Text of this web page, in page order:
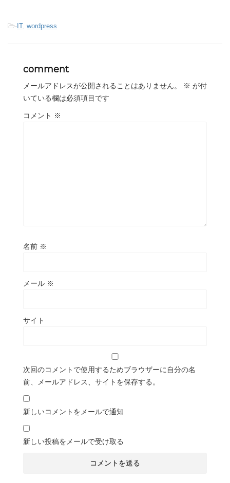
-IT, wordpress
comment
メールアドレスが公開されることはありません。 ※ が付
いている欄は必須項目です
コメント ※
名前 ※
メール ※
サイト
次回のコメントで使用するためブラウザーに自分の名
前、メールアドレス、サイトを保存する。
新しいコメントをメールで通知
新しい投稿をメールで受け取る